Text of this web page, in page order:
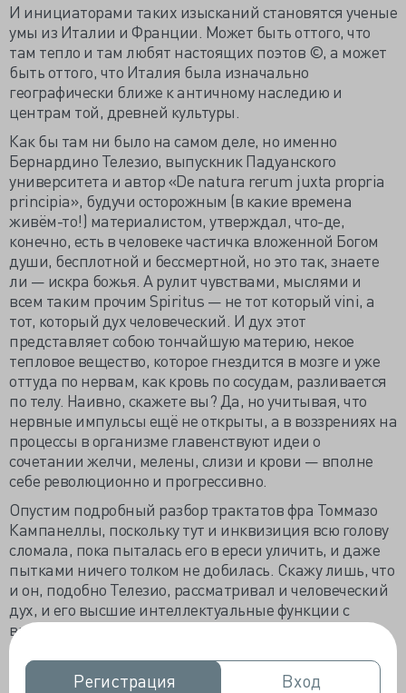
Регистрация
Регистрация Вход
Вход
И инициаторами таких изысканий становятся ученые
умы из Италии и Франции. Может быть оттого, что
там тепло и там любят настоящих поэтов ©, а может
быть оттого, что Италия была изначально
географически ближе к античному наследию и
центрам той, древней культуры.
Как бы там ни было на самом деле, но именно
Бернардино Телезио, выпускник Падуанского
университета и автор «De natura rerum juxta propria
principia», будучи осторожным (в какие времена
живём-то!) материалистом, утверждал, что-де,
конечно, есть в человеке частичка вложенной Богом
души, бесплотной и бессмертной, но это так, знаете
ли — искра божья. А рулит чувствами, мыслями и
всем таким прочим Spiritus — не тот который vini, а
тот, который дух человеческий. И дух этот
представляет собою тончайшую материю, некое
тепловое вещество, которое гнездится в мозге и уже
оттуда по нервам, как кровь по сосудам, разливается
по телу. Наивно, скажете вы? Да, но учитывая, что
нервные импульсы ещё не открыты, а в воззрениях на
процессы в организме главенствуют идеи о
сочетании желчи, мелены, слизи и крови — вполне
себе революционно и прогрессивно.
Опустим подробный разбор трактатов фра Томмазо
Кампанеллы, поскольку тут и инквизиция всю голову
сломала, пока пыталась его в ереси уличить, и даже
пытками ничего толком не добилась. Скажу лишь, что
и он, подобно Телезио, рассматривал и человеческий
дух, и его высшие интеллектуальные функции с
вполне материалистической по тем временам
позиции, считая их порождёнными солнцем и
теплом. Далее, правда, следовали многие тома